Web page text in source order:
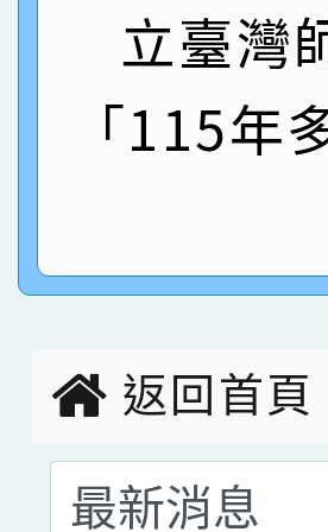
名 指導老
園市英語
指導老師林
賀！本校參
賽 劉文瑛
賀！本校參
立臺灣
「115年
返回首頁
選擇後頁